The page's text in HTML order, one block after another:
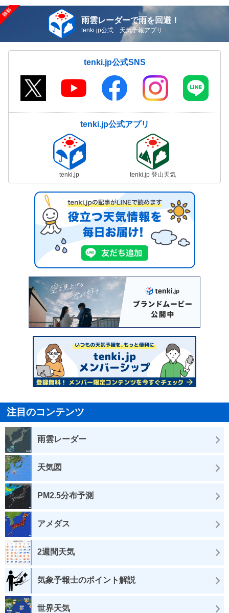
雨雲レーダーで雨を回避！
tenki.jp公式 天気予報アプリ
tenki.jp公式SNS
tenki.jp公式アプリ
tenki.jp tenki.jp 登山天気
注目のコンテンツ
雨雲レーダー
天気図
PM2.5分布予測
アメダス
2週間天気
気象予報士のポイント解説
世界天気